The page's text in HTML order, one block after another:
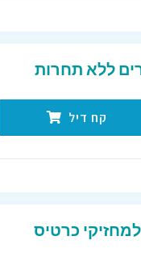
ללא תחרות
קח דיל
למחזיקי כרטיס